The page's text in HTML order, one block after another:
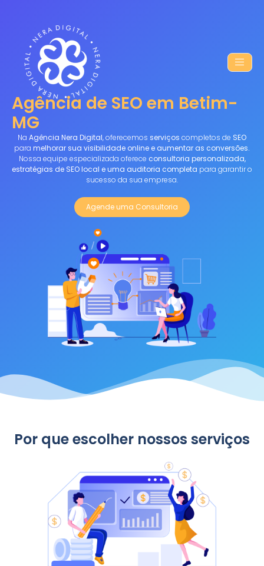
Agência de SEO em Betim-
MG
Na Agência Nera Digital, oferecemos serviços completos de SEO
para melhorar sua visibilidade online e aumentar as conversões.
Nossa equipe especializada oferece consultoria personalizada,
estratégias de SEO local e uma auditoria completa para garantir o
sucesso da sua empresa.
Agende uma Consultoria
Por que escolher nossos serviços